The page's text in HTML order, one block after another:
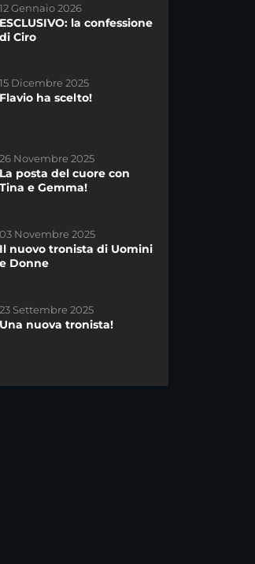
12 Gennaio 2026
ESCLUSIVO: la confessione
di Ciro
15 Dicembre 2025
Flavio ha scelto!
26 Novembre 2025
La posta del cuore con
Tina e Gemma!
03 Novembre 2025
Il nuovo tronista di Uomini
e Donne
23 Settembre 2025
Una nuova tronista!
28 Agosto 2024
Scopri chi sono i nuovi
tronisti di #UominieDonne
10 Febbraio 2021
Uomini e Donne: riassunto
23 Settembre 2025
Una nuova tronista!
12 Gennaio 2026
La scelta di Cristiana
01 Giugno 2022
La scelta di Veronica è…